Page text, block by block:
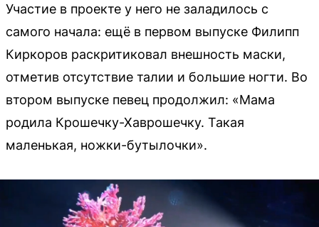
Участие в проекте у него не заладилось с
самого начала: ещё в первом выпуске Филипп
Киркоров раскритиковал внешность маски,
отметив отсутствие талии и большие ногти. Во
втором выпуске певец продолжил: «Мама
родила Крошечку-Хаврошечку. Такая
маленькая, ножки-бутылочки».